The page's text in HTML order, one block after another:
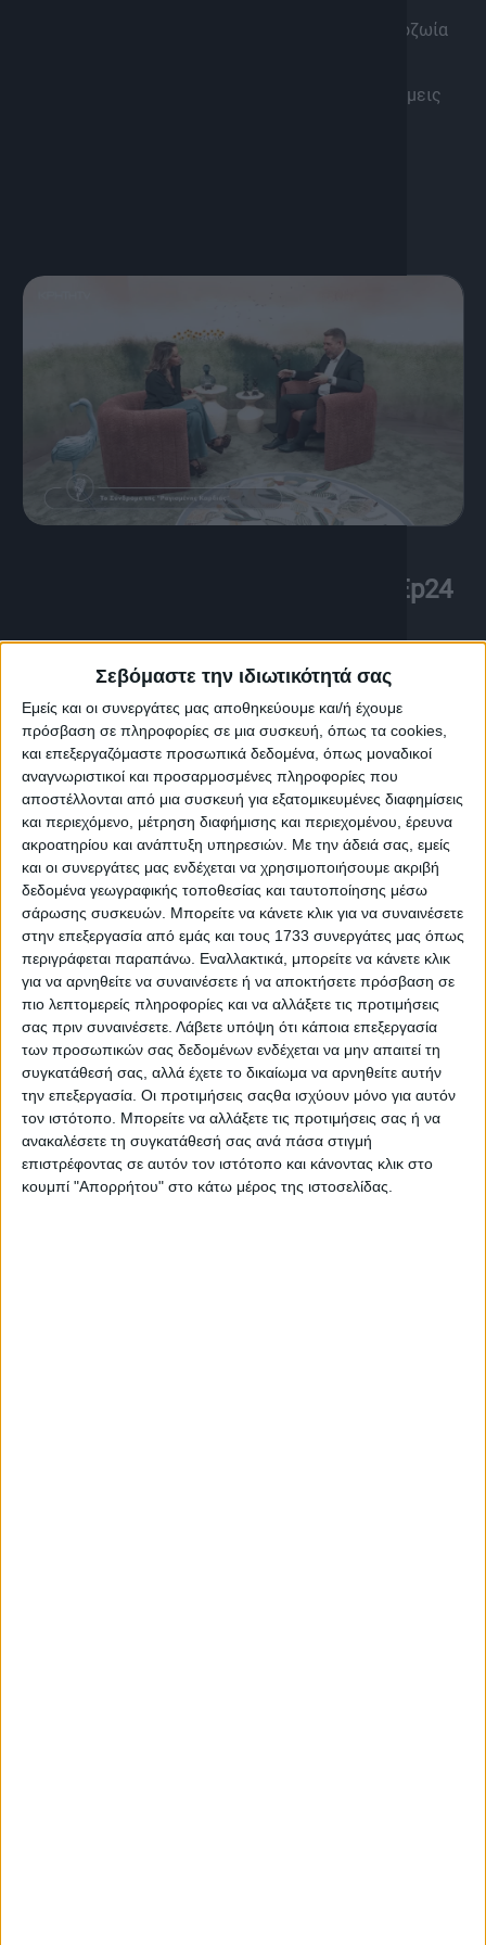
Σεβόμαστε την ιδιωτικότητά σας
Εμείς και οι συνεργάτες μας αποθηκεύουμε και/ή έχουμε
πρόσβαση σε πληροφορίες σε μια συσκευή, όπως τα cookies,
και επεξεργαζόμαστε προσωπικά δεδομένα, όπως μοναδικοί
αναγνωριστικοί και προσαρμοσμένες πληροφορίες που
αποστέλλονται από μια συσκευή για εξατομικευμένες διαφημίσεις
και περιεχόμενο, μέτρηση διαφήμισης και περιεχομένου, έρευνα
ακροατηρίου και ανάπτυξη υπηρεσιών. Με την άδειά σας, εμείς
και οι συνεργάτες μας ενδέχεται να χρησιμοποιήσουμε ακριβή
δεδομένα γεωγραφικής τοποθεσίας και ταυτοποίησης μέσω
σάρωσης συσκευών. Μπορείτε να κάνετε κλικ για να συναινέσετε
στην επεξεργασία από εμάς και τους 1733 συνεργάτες μας όπως
περιγράφεται παραπάνω. Εναλλακτικά, μπορείτε να κάνετε κλικ
για να αρνηθείτε να συναινέσετε ή να αποκτήσετε πρόσβαση σε
πιο λεπτομερείς πληροφορίες και να αλλάξετε τις προτιμήσεις
σας πριν συναινέσετε. Λάβετε υπόψη ότι κάποια επεξεργασία
των προσωπικών σας δεδομένων ενδέχεται να μην απαιτεί τη
συγκατάθεσή σας, αλλά έχετε το δικαίωμα να αρνηθείτε αυτήν
την επεξεργασία. Οι προτιμήσεις σαςθα ισχύουν μόνο για αυτόν
τον ιστότοπο. Μπορείτε να αλλάξετε τις προτιμήσεις σας ή να
ανακαλέσετε τη συγκατάθεσή σας ανά πάσα στιγμή
επιστρέφοντας σε αυτόν τον ιστότοπο και κάνοντας κλικ στο
κουμπί "Απορρήτου" στο κάτω μέρος της ιστοσελίδας.
σύγχρονη επιστήμη για τη σχέση του με τη μακροζωία
Δύο συζητήσεις που φωτίζουν τις αόρατες δυνάμεις
Το Podcast της ζωής σου | S01 Ep24
21 Ιουνίου, 2026
Το Podcast της ζωής σου | S01 Ep23